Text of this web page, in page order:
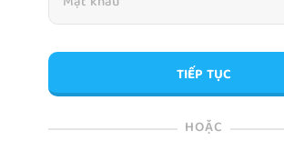
TIẾP TỤC
HOẶC